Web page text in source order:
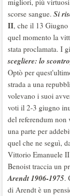
migliori, più
scorse sangue. Si
II, che il 13
quel momento la
stata proclamata. I
scegliere: lo
Optò per
strada a una
volevano i suoi
voti il 2-3 giugno
del referendum
una parte per
quel che ne seguì,
Vittorio Emanuele
Benoist traccia un
Arendt 1906-1975.
di Arendt è un